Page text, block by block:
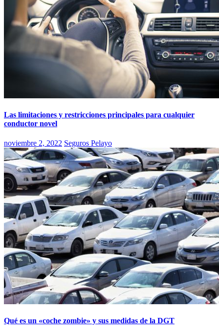
Las limitaciones y restricciones principales para cualquier
conductor novel
noviembre 2, 2022 Seguros Pelayo
Qué es un «coche zombie» y sus medidas de la DGT